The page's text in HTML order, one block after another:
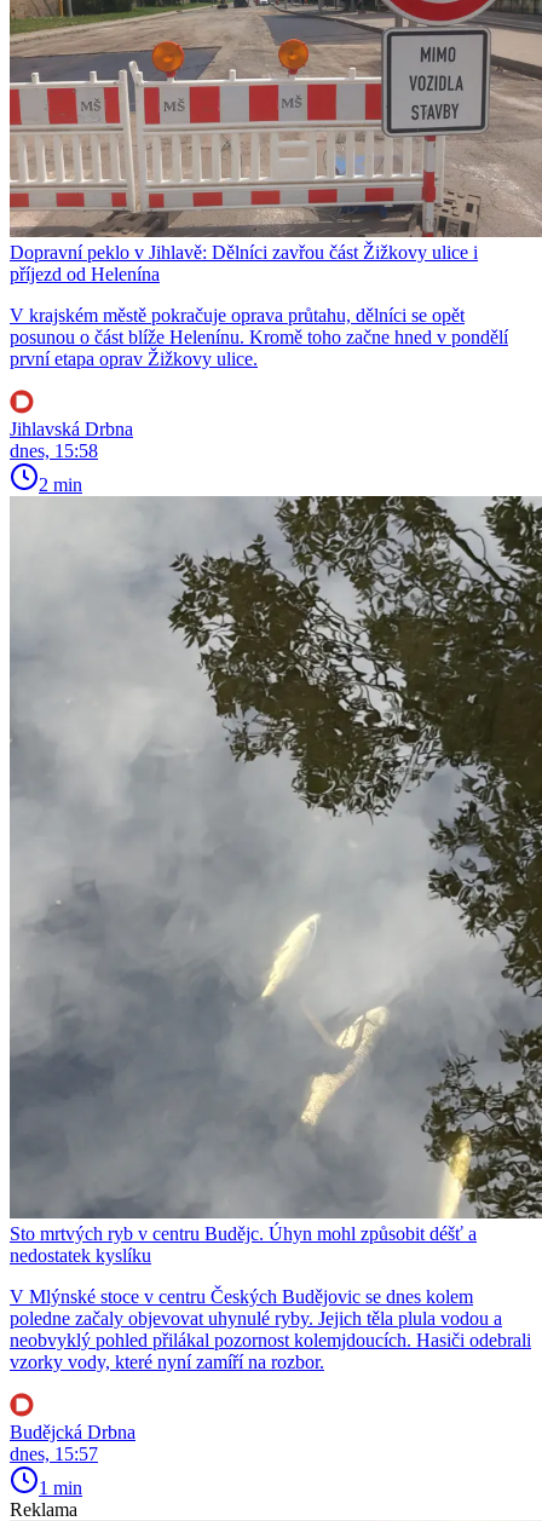
Dopravní peklo v Jihlavě: Dělníci zavřou část Žižkovy ulice i
příjezd od Helenína
V krajském městě pokračuje oprava průtahu, dělníci se opět
posunou o část blíže Helenínu. Kromě toho začne hned v pondělí
první etapa oprav Žižkovy ulice.
Jihlavská Drbna
dnes, 15:58
2 min
Sto mrtvých ryb v centru Budějc. Úhyn mohl způsobit déšť a
nedostatek kyslíku
V Mlýnské stoce v centru Českých Budějovic se dnes kolem
poledne začaly objevovat uhynulé ryby. Jejich těla plula vodou a
neobvyklý pohled přilákal pozornost kolemjdoucích. Hasiči odebrali
vzorky vody, které nyní zamíří na rozbor.
Budějcká Drbna
dnes, 15:57
1 min
Reklama